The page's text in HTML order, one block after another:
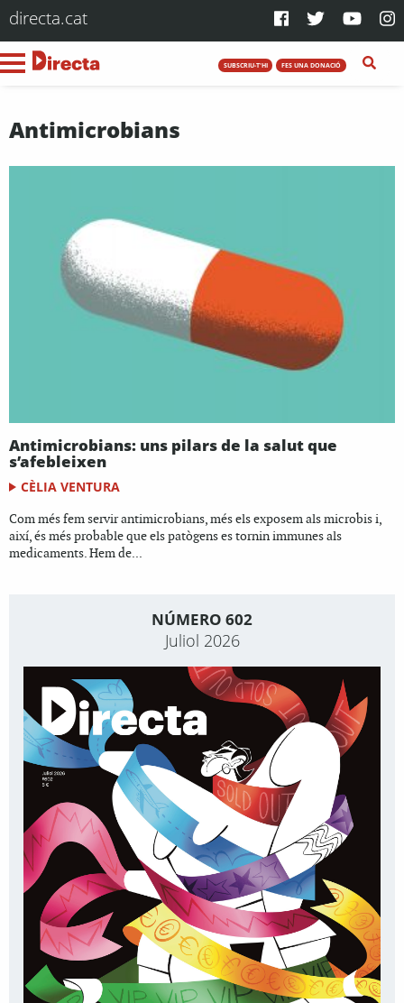
directa.cat
SUBSCRIU-T'HI FES UNA DONACIÓ
Antimicrobians
Antimicrobians: uns pilars de la salut que
s’afebleixen
CÈLIA VENTURA
Com més fem servir antimicrobians, més els exposem als microbis i,
així, és més probable que els patògens es tornin immunes als
medicaments. Hem de...
NÚMERO 602
Juliol 2026